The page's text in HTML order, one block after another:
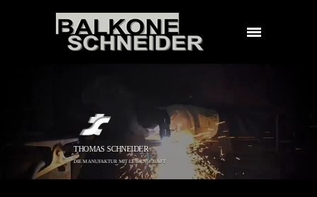
THOMAS SCHNEIDER
DIE MANUFAKTUR MIT LEIDENSCHAFT